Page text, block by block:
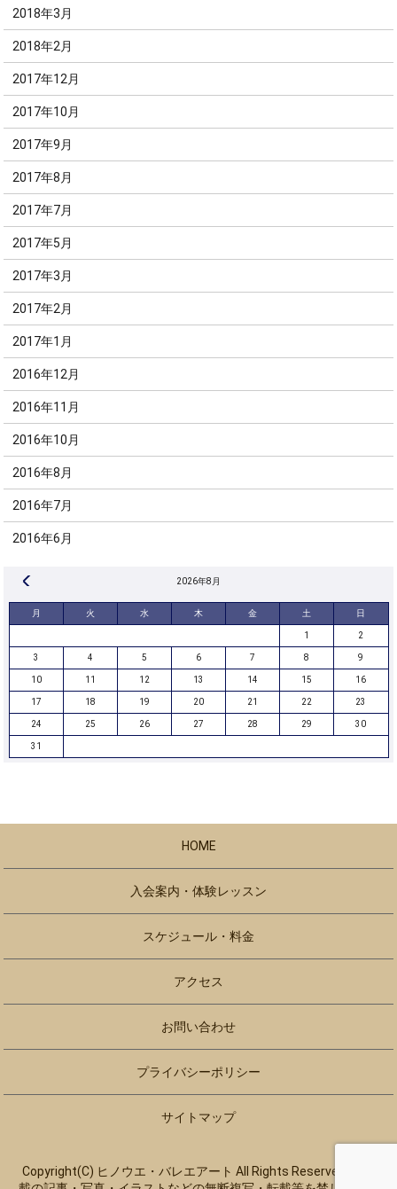
2018年3月
2018年2月
2017年12月
2017年10月
2017年9月
2017年8月
2017年7月
2017年5月
2017年3月
2017年2月
2017年1月
2016年12月
2016年11月
2016年10月
2016年8月
2016年7月
2016年6月
2026年8月
月 火 水 木 金 土 日
1 2
3 4 5 6 7 8 9
10 11 12 13 14 15 16
17 18 19 20 21 22 23
24 25 26 27 28 29 30
31
HOME
入会案内・体験レッスン
スケジュール・料金
アクセス
お問い合わせ
プライバシーポリシー
サイトマップ
Copyright(C) ヒノウエ・バレエアート All Rights Reserved. 【掲